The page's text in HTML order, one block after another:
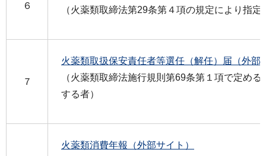
６
（火薬類取締法第29条第４項の規定により指
７
火薬類取扱保安責任者等選任（解任）届（外部
（火薬類取締法施行規則第69条第１項で定め
する者）
火薬類消費年報（外部サイト）